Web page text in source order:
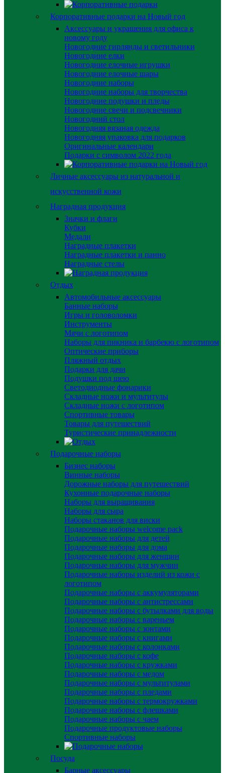
Корпоративные подарки на Новый год
Аксессуары и украшения для офиса к
новому году
Новогодние гирлянды и светильники
Новогодние елки
Новогодние елочные игрушки
Новогодние елочные шары
Новогодние наборы
Новогодние наборы для творчества
Новогодние подушки и пледы
Новогодние свечи и подсвечники
Новогодний стол
Новогодняя вязаная одежда
Новогодняя упаковка для подарков
Оригинальные календари
Подарки с символом 2022 года
Личные аксессуары из натуральной и
искусственной кожи
Наградная продукция
Значки и флаги
Кубки
Медали
Наградные плакетки
Наградные плакетки и панно
Наградные стелы
Отдых
Автомобильные аксессуары
Банные наборы
Игры и головоломки
Инструменты
Мячи с логотипом
Наборы для пикника и барбекю с логотипом
Оптические приборы
Пляжный отдых
Подарки для дачи
Подушки под шею
Светодиодные фонарики
Складные ножи и мультитулы
Складные ножи с логотипом
Спортивные товары
Товары для путешествий
Туристические принадлежности
Подарочные наборы
Бизнес наборы
Винные наборы
Дорожные наборы для путешествий
Кухонные подарочные наборы
Наборы для выращивания
Наборы для сыра
Наборы стаканов для виски
Подарочные наборы welcome pack
Подарочные наборы для детей
Подарочные наборы для дома
Подарочные наборы для женщин
Подарочные наборы для мужчин
Подарочные наборы изделий из кожи с
логотипом
Подарочные наборы с аккумуляторами
Подарочные наборы с антистрессами
Подарочные наборы с бутылками для воды
Подарочные наборы с вареньем
Подарочные наборы с зонтами
Подарочные наборы с книгами
Подарочные наборы с колонками
Подарочные наборы с кофе
Подарочные наборы с кружками
Подарочные наборы с медом
Подарочные наборы с мультитулами
Подарочные наборы с пледами
Подарочные наборы с термокружками
Подарочные наборы с флешками
Подарочные наборы с чаем
Подарочные продуктовые наборы
Спортивные наборы
Посуда
Барные аксессуары